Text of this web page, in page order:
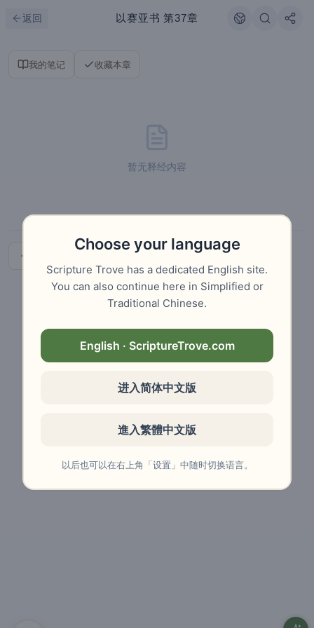
返回 以赛亚书 第37章
我的笔记 收藏本章
暂无释经内容
Choose your language
Scripture Trove has a dedicated English site.
You can also continue here in Simplified or
Traditional Chinese.
English · ScriptureTrove.com
进入简体中文版
進入繁體中文版
以后也可以在右上角「设置」中随时切换语言。